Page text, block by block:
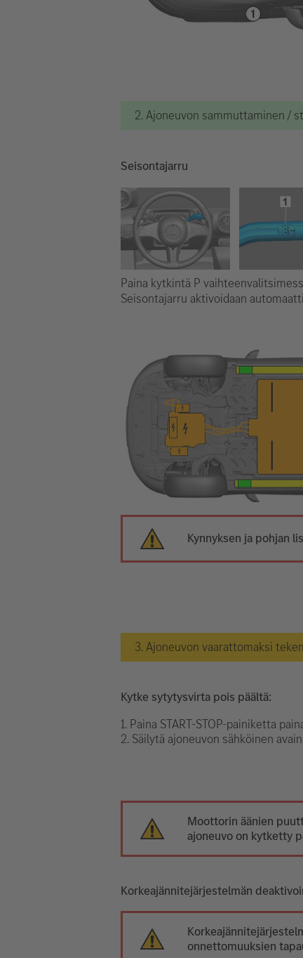
2. Ajoneuvon sammuttaminen /
Seisontajarru
Paina kytkintä P
Seisontajarru aktivoidaan
Kynnyksen ja pohjan
3. Ajoneuvon vaarattomaksi
Kytke sytytysvirta pois päältä:
1. Paina START-STOP-painiketta
2. Säilytä ajoneuvon sähköinen
Moottorin äänien
ajoneuvo on kytketty
Korkeajännitejärjestelmän
onnettomuuksien